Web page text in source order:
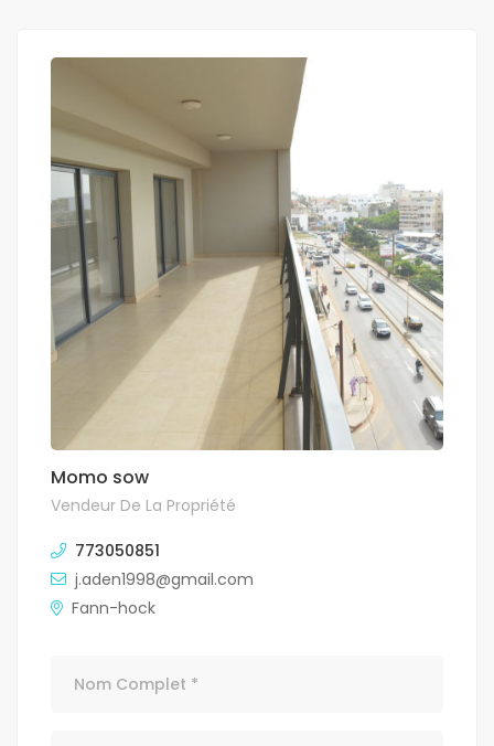
Momo sow
Vendeur De La Propriété
773050851
j.aden1998@gmail.com
Fann-hock